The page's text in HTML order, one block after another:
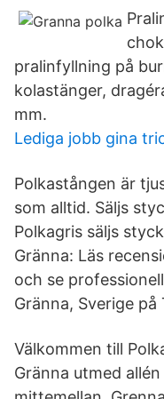
pralinfyllning på
kolastänger,
mm.
Lediga jobb gina
Polkastången är
som alltid. Säljs
Polkagris säljs
Gränna: Läs
och se
Gränna, Sverige på
Välkommen till
Gränna utmed